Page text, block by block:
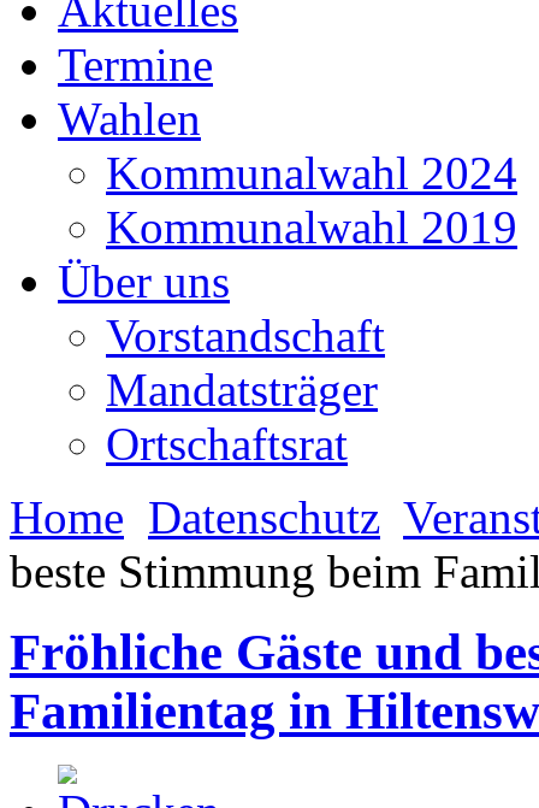
Termine
Wahlen
Kommunalwahl 2024
Kommunalwahl 2019
Über uns
Vorstandschaft
Mandatsträger
Ortschaftsrat
Home Datenschutz
beste Stimmung beim
Fröhliche Gäste und
Familientag in